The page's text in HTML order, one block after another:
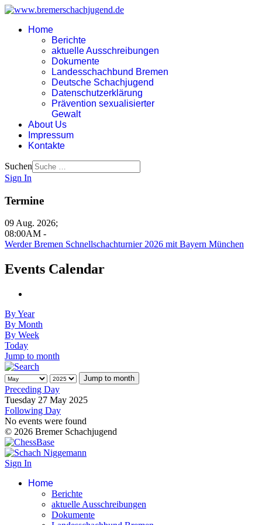
Home
Berichte
aktuelle Ausschreibungen
Dokumente
Landesschachbund Bremen
Deutsche Schachjugend
Datenschutzerklärung
Prävention sexualisierter
Gewalt
About Us
Impressum
Kontakte
Suchen
Sign In
Termine
09 Aug. 2026;
08:00AM -
Werder Bremen Schnellschachturnier 2026 mit Bayern München
Events Calendar
By Year
By Month
By Week
Today
Jump to month
Jump to month
Preceding Day
Tuesday 27 May 2025
Following Day
No events were found
© 2026 Bremer Schachjugend
Sign In
Home
Berichte
aktuelle Ausschreibungen
Dokumente